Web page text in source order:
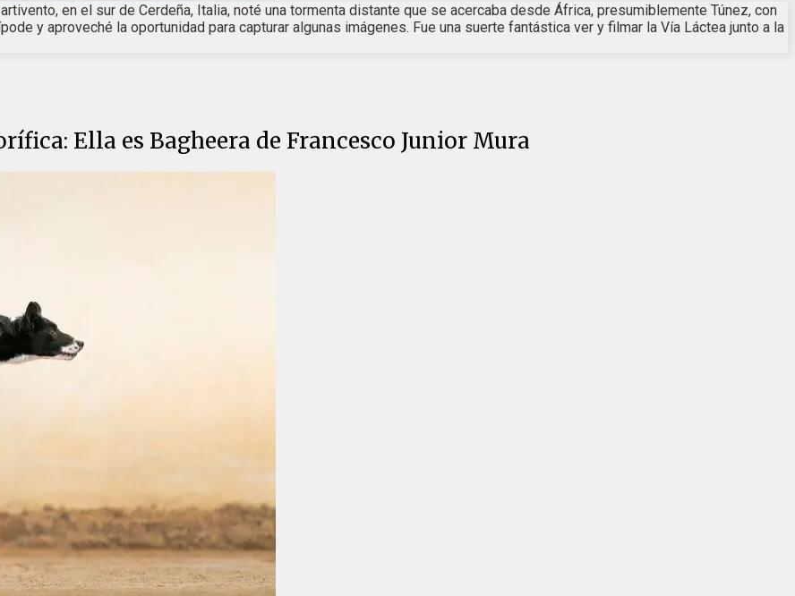
en el sur de Cerdeña, Italia, noté una tormenta distante que se acercaba desde África, presumiblemente Túnez, con
y aproveché la oportunidad para capturar algunas imágenes. Fue una suerte fantástica ver y filmar la Vía Láctea junto a la
Ella es Bagheera de Francesco Junior Mura